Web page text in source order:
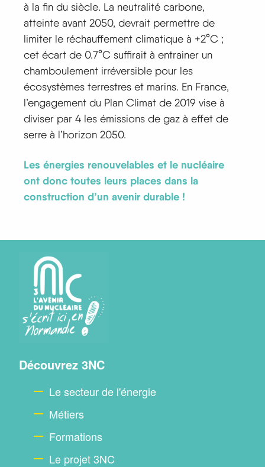
à la fin du siècle. La neutralité carbone,
atteinte avant 2050, devrait permettre de
limiter le réchauffement climatique à +2°C ;
cet écart de 0.7°C suffirait à entrainer un
chamboulement irréversible pour les
écosystèmes terrestres et marins. En France,
l’engagement du Plan Climat de 2019 vise à
diviser par 4 les émissions de gaz à effet de
serre à l’horizon 2050.
Les énergies renouvelables et le nucléaire
ont donc toutes leurs places dans la
construction d’un avenir durable !
Menu
Découvrez 3NC
Le secteur de l'énergie
Métiers
Formations
Le projet 3NC